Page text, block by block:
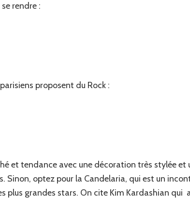
rendre :
proposent du Rock :
et tendance avec une décoration très stylée et
Sinon, optez pour la Candelaria, qui est un
plus grandes stars. On cite Kim Kardashian